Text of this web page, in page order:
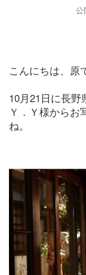
公
こんにちは、原
10月21日に長野
Ｙ．Ｙ様からお
ね。